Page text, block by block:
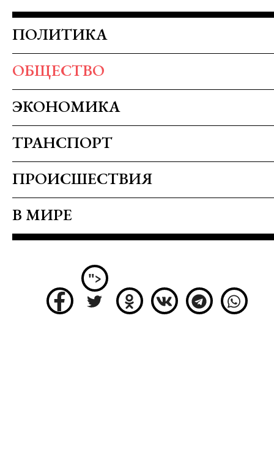
ПОЛИТИКА
ОБЩЕСТВО
ЭКОНОМИКА
ТРАНСПОРТ
ПРОИСШЕСТВИЯ
В МИРЕ
">